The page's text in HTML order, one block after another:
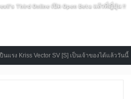
Third Online เปิด Open Beta แล้วที่ญี่ปุ่น !!
Vector SV [S] เป็นเจ้าของได้แล้ววันนี้